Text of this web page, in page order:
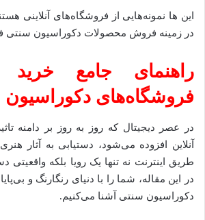
این ها نمونه‌هایی از فروشگاه‌های آنلاینی
در زمینه فروش محصولات دکوراسیون سنتی
راهنمای جامع خرید
فروشگاه‌های دکوراسیون
در عصر دیجیتال که روز به روز بر دامنه
آنلاین افزوده می‌شود، دستیابی به آثار
طریق اینترنت نه تنها یک رویا بلکه
در این مقاله، شما را با دنیای رنگارنگ و
دکوراسیون سنتی آشنا می‌کنیم.